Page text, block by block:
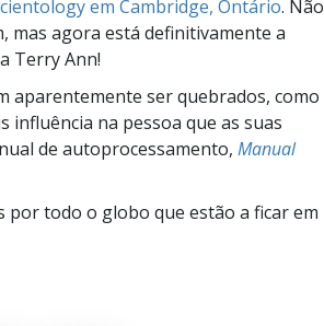
em Cambridge, Ontário. Não
mas agora está definitivamente a
Terry Ann!
aparentemente ser quebrados, como
influência na pessoa que as suas
de autoprocessamento, Manual
por todo o globo que estão a ficar em